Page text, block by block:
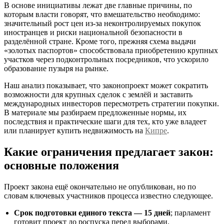
В основе инициативы лежат две главные причины, по
которым власти говорят, что вмешательство необходимо:
значительный рост цен из‑за неконтролируемых покупок
иностранцев и риски национальной безопасности в
разделённой стране. Кроме того, прежняя схема выдачи
«золотых паспортов» способствовала приобретению крупных
участков через подконтрольных посредников, что ускорило
образование пузыря на рынке.
Наш анализ показывает, что законопроект может сократить
возможности для крупных сделок с землёй и заставить
международных инвесторов пересмотреть стратегии покупки.
В материале мы разбираем предложенные нормы, их
последствия и практические шаги для тех, кто уже владеет
или планирует купить недвижимость на Кипре.
Какие ограничения предлагает закон:
основные положения
Проект закона ещё окончательно не опубликован, но по
словам ключевых участников процесса известно следующее.
Срок подготовки единого текста — 15 дней; парламент
готовит проект до роспуска перед выборами.